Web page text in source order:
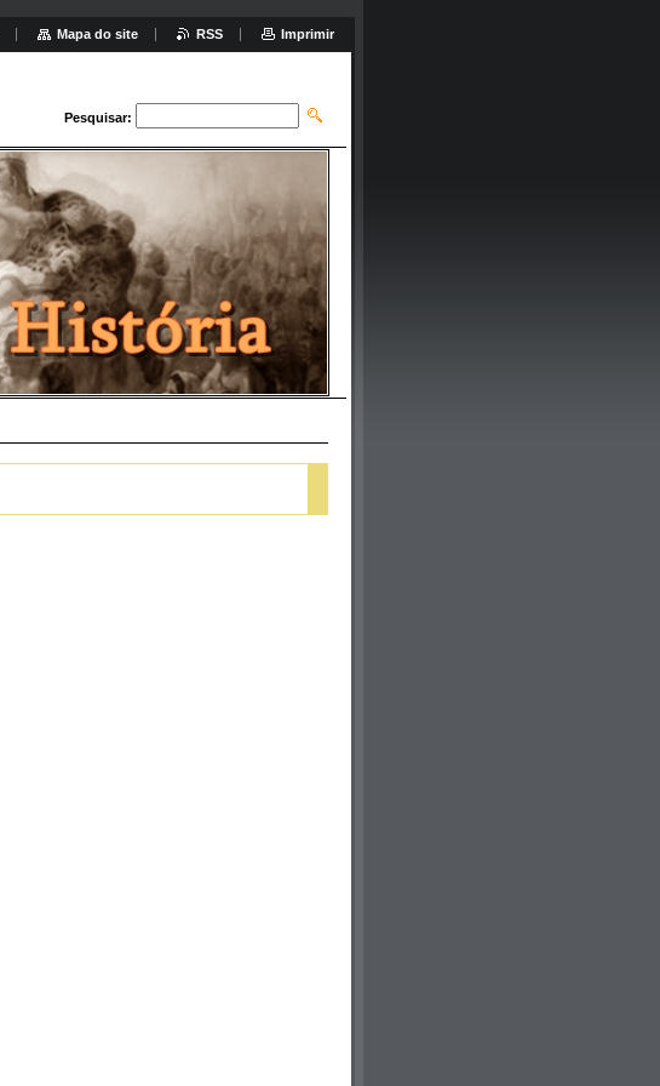
Pesquisar:
Mapa do site RSS Imprimir